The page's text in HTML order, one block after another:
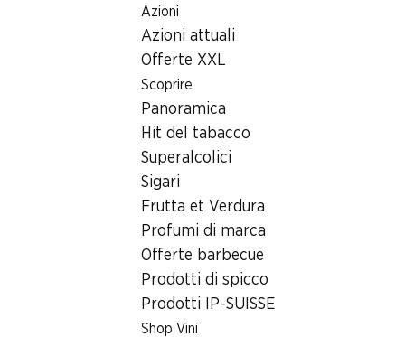
Azioni
Azioni attuali
Offerte XXL
Scoprire
Panoramica
Hit del tabacco
Superalcolici
Sigari
Frutta et Verdura
Profumi di marca
Offerte barbecue
Prodotti di spicco
Prodotti IP-SUISSE
Shop Vini
Ricerca di filiale
Filiale Denner Rue Bournot 33, 2400 Le Locle
2400 Le Locle
Rue Bournot 33, 2400 Le Locle
Orari di apertura